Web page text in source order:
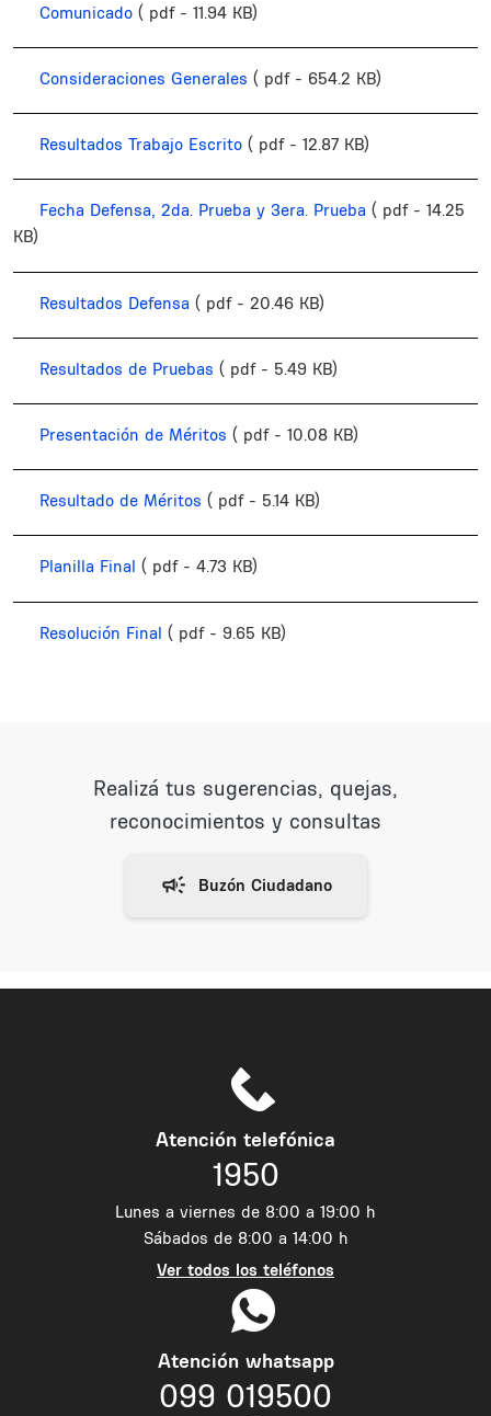
Comunicado ( pdf - 11.94 KB)
Consideraciones Generales ( pdf - 654.2 KB)
Resultados Trabajo Escrito ( pdf - 12.87 KB)
Fecha Defensa, 2da. Prueba y 3era. Prueba ( pdf - 14.25
KB)
Resultados Defensa ( pdf - 20.46 KB)
Resultados de Pruebas ( pdf - 5.49 KB)
Presentación de Méritos ( pdf - 10.08 KB)
Resultado de Méritos ( pdf - 5.14 KB)
Planilla Final ( pdf - 4.73 KB)
Resolución Final ( pdf - 9.65 KB)
Realizá tus sugerencias, quejas,
reconocimientos y consultas
Atención telefónica
1950
Lunes a viernes de 8:00 a 19:00 h
Sábados de 8:00 a 14:00 h
Ver todos los teléfonos
Atención whatsapp
099 019500